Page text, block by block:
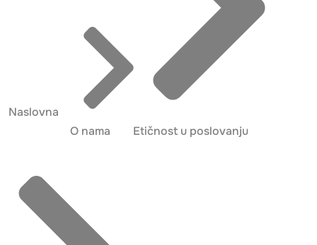
Naslovna
O nama
Etičnost u poslovanju